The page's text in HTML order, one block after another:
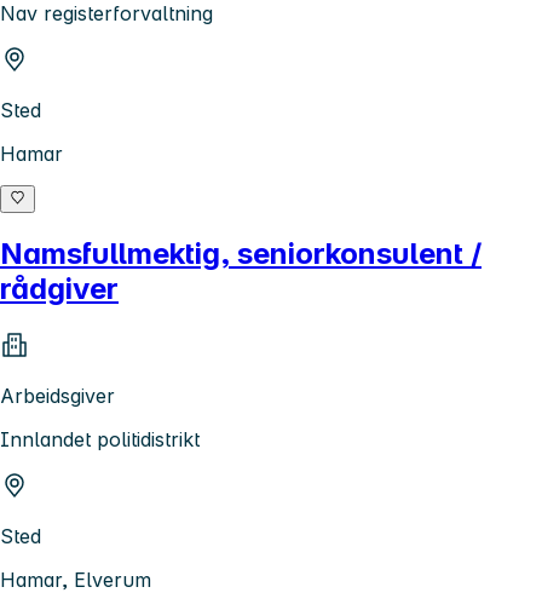
Nav registerforvaltning
Sted
Hamar
Namsfullmektig, seniorkonsulent /
rådgiver
Arbeidsgiver
Innlandet politidistrikt
Sted
Hamar, Elverum